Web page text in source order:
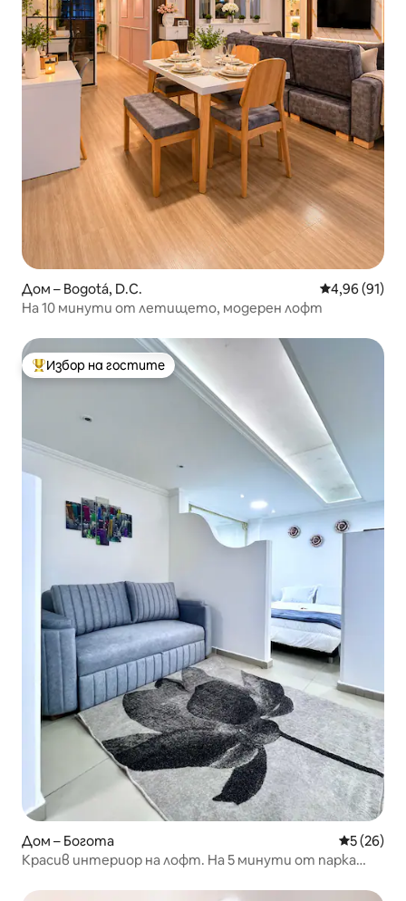
Дом – Bogotá, D.C. Средна
4,96 (91)
На 10 минути от летището, модерен лофт
Най-популярен избор на гостите
Избор на гостите
Дом – Богота Средна
5 (26)
Красив интериор на лофт. На 5 минути от парка